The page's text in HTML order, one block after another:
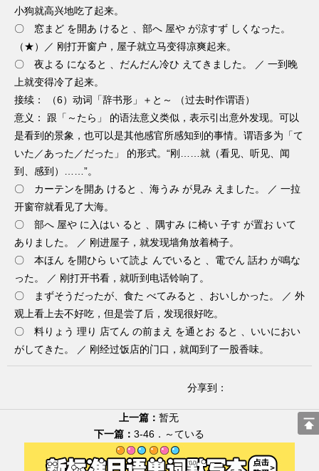
小狗就高兴地吃了起来。
〇 窓まど を開あ けると 、部へ 屋や が涼すず しくなった。
（★）／ 刚打开窗户，屋子就立马变得凉爽起来。
〇 夜よる になると 、だんだん冷ひ えてきました。 ／ 一到晚
上就变得冷了起来。
接续： （6）动词「辞书形」＋と～ （过去时作谓语）
意义： 跟「～たら」 的语法意义类似，表示引出意外发现。可以
是看到的景象，也可以是其他感官所感知到的事情。谓语多为「て
いた／あった／だった」 的形式。“刚……就（看见、听见、闻
到、感到）……”。
〇 カーテンを開あ けると 、海うみ が見み えました。 ／ 一拉
开窗帘就看见了大海。
〇 部へ 屋や に入はい ると 、隅すみ に椅い 子す が置お いて
ありました。 ／ 刚进屋子，就发现墙角放着椅子。
〇 本ほん を開ひら いて読よ んでいると 、電でん 話わ が鳴な
った。 ／ 刚打开书看，就听到电话铃响了。
〇 まずそうだったが、食た べてみると 、おいしかった。 ／ 外
观上看上去不好吃，但是尝了后，发现很好吃。
〇 料りょう 理り 店てん の前まえ を通とお ると 、いいにおい
がしてきた。 ／ 刚经过饭店的门口，就闻到了一股香味。
分享到：
上一篇： 暂无
下一篇： 3-46．～ている